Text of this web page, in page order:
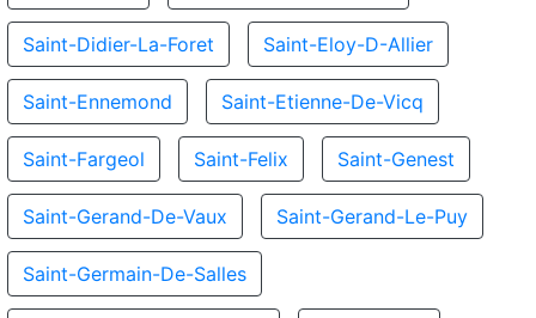
Saint-Didier-La-Foret Saint-Eloy-D-Allier
Saint-Ennemond Saint-Etienne-De-Vicq
Saint-Fargeol Saint-Felix Saint-Genest
Saint-Gerand-De-Vaux Saint-Gerand-Le-Puy
Saint-Germain-De-Salles